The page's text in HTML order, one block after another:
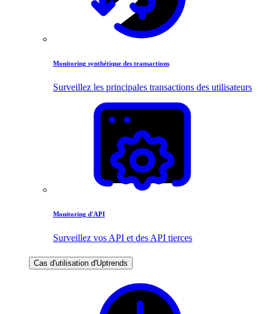
Monitoring synthétique des transactions
Surveillez les principales transactions des utilisateurs
Monitoring d'API
Surveillez vos API et des API tierces
Cas d'utilisation d'Uptrends